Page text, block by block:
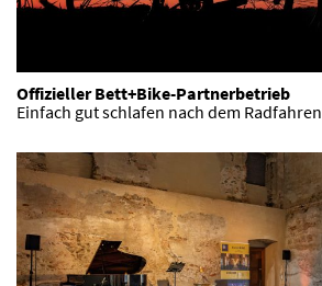
Offizieller Bett+Bike-Partnerbetrieb
Einfach gut schlafen nach dem Radfahren